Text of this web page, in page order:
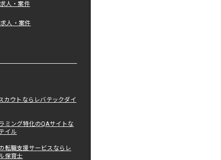
人・案件
人・案件
カウトならレバテックダイ
ミング特化のQAサイトな
イル
転職支援サービスならレ
保育士